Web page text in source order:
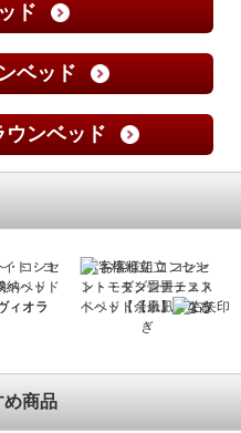
ド
ベッド
ウンベッド
・コンセ
ッド
ィオラ
お客様組立 コンセン
ト・モダン畳チェスト
ベッド【余凪】よなぎ
商品